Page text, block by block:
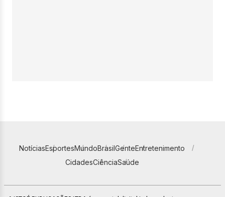
NotíciasEsportesMundoBrasilGenteEntretenimento
CidadesCiênciaSaúde